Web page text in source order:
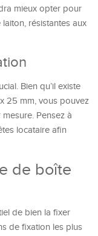
mieux opter pour
résistantes aux
Bien qu’il existe
25 mm, vous pouvez
Pensez à
locataire afin
de boîte
de bien la fixer
de fixation les plus